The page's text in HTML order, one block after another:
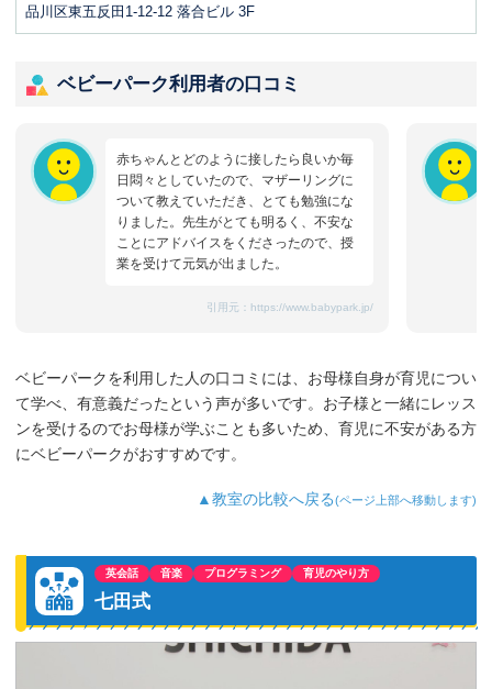
品川区東五反田1-12-12 落合ビル 3F
ベビーパーク利用者の口コミ
赤ちゃんとどのように接したら良いか毎
日悶々としていたので、マザーリングに
ついて教えていただき、とても勉強にな
りました。先生がとても明るく、不安な
ことにアドバイスをくださったので、授
業を受けて元気が出ました。
引用元： https://www.babypark.jp/
ベビーパークを利用した人の口コミには、お母様自身が育児につい
て学べ、有意義だったという声が多いです。お子様と一緒にレッス
ンを受けるのでお母様が学ぶことも多いため、育児に不安がある方
にベビーパークがおすすめです。
▲教室の比較へ戻る(ページ上部へ移動します)
英会話 音楽 プログラミング 育児のやり方
七田式